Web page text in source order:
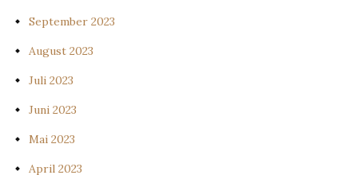
September 2023
August 2023
Juli 2023
Juni 2023
Mai 2023
April 2023